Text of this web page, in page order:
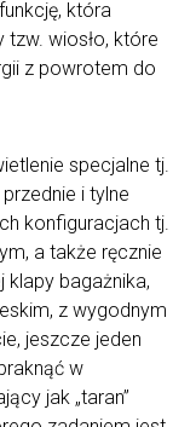
która
tzw. wiosło, które
z powrotem do
specjalne tj.
i tylne
konfiguracjach tj.
a także ręcznie
klapy bagażnika,
z wygodnym
jeszcze jeden
w
jak „taran”